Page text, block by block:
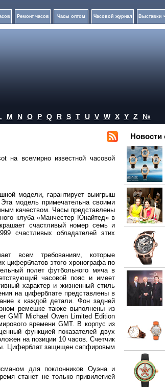
Ремонт часов Часы оптом Часовой журнал Выставки
M N O P Q R S T U V W X Y Z №
на всемирно известной часовой
модели, гарантирует выигрыш
модель примечательна своими
качеством. Часы представлены
клуба «Манчестер Юнайтед» в
счастливый номер семь и
счастливых обладателей этих
всем требованиям, которые
циферблатов этого хронографа по
полет футбольного мяча в
часовой пояс и имеет
характер и жизненный стиль
на циферблате представлены в
к каждой детали. Фон задней
ремешке также выполнены из
GMT Michael Owen Limited Edition
времени GMT. В корпус из
функцией показателей двух
на позиции 10 часов. Счетчик
Циферблат защищен сапфировым
для поклонников Оуэна и
станет не только привилегией
Новости